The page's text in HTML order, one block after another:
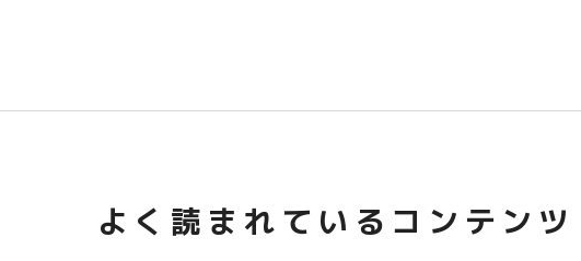
よく読まれているコンテンツ